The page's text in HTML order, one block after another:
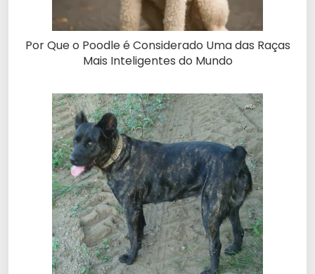
Por Que o Poodle é Considerado Uma das Raças
Mais Inteligentes do Mundo